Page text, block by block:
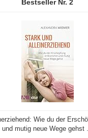
2
Wie du der
und mutig neue Wege gehst